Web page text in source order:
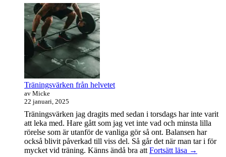
Primära
sidofältet
Widget
område
Träningsvärken från helvetet
av Micke
22 januari, 2025
Träningsvärken jag dragits med sedan i torsdags har inte varit
att leka med. Hare gått som jag vet inte vad och minsta lilla
rörelse som är utanför de vanliga gör så ont. Balansen har
också blivit påverkad till viss del. Så går det när man tar i för
mycket vid träning. Känns ändå bra att Fortsätt läsa →